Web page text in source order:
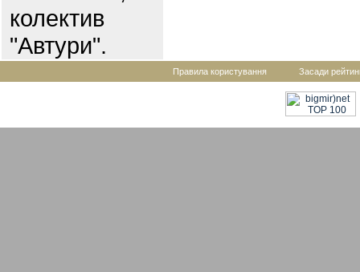
колектив
"Автури".
Правила користування Засади